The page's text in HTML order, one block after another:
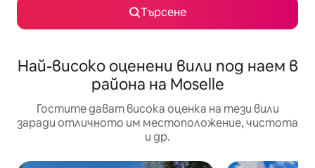
Търсене
Най-високо оценени вили под наем в
района на Moselle
Гостите дават висока оценка на тези вили
заради отличното им местоположение, чистота
и др.